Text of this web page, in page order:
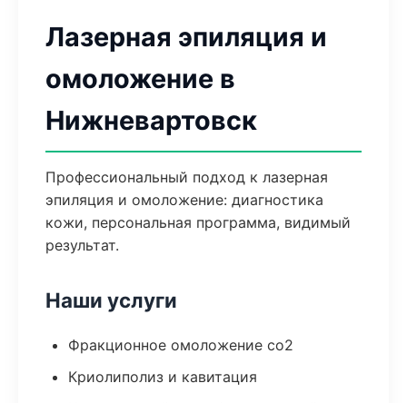
Лазерная эпиляция и
омоложение в
Нижневартовск
Профессиональный подход к лазерная
эпиляция и омоложение: диагностика
кожи, персональная программа, видимый
результат.
Наши услуги
Фракционное омоложение co2
Криолиполиз и кавитация